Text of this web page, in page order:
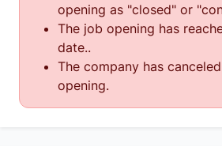
opening as "closed" or
The job opening has
date..
The company has
opening.